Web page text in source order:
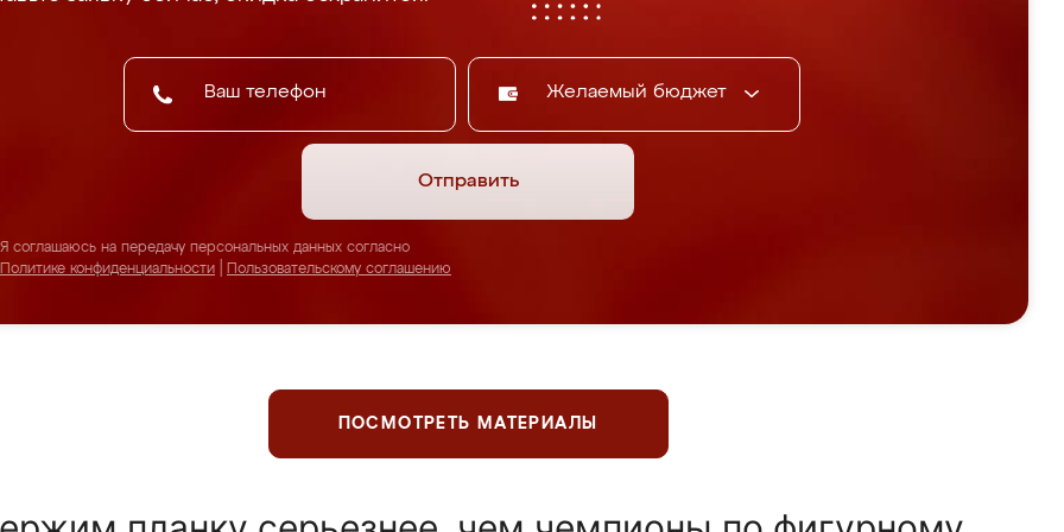
Желаемый бюджет
Отправить
Я соглашаюсь на передачу персональных данных согласно
Политике конфиденциальности
Пользовательскому соглашению
ПОСМОТРЕТЬ МАТЕРИАЛЫ